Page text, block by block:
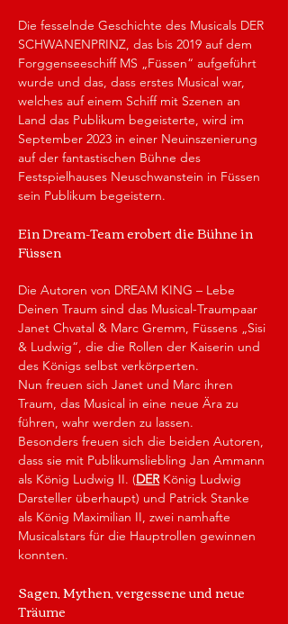
Die fesselnde Geschichte des Musicals DER
SCHWANENPRINZ, das bis 2019 auf dem
Forggenseeschiff MS „Füssen“ aufgeführt
wurde und das, dass erstes Musical war,
welches auf einem Schiff mit Szenen an
Land das Publikum begeisterte, wird im
September 2023 in einer Neuinszenierung
auf der fantastischen Bühne des
Festspielhauses Neuschwanstein in Füssen
sein Publikum begeistern.
Ein Dream-Team erobert die Bühne in
Füssen
Die Autoren von DREAM KING – Lebe
Deinen Traum sind das Musical-Traumpaar
Janet Chvatal & Marc Gremm, Füssens „Sisi
& Ludwig“, die die Rollen der Kaiserin und
des Königs selbst verkörperten.
Nun freuen sich Janet und Marc ihren
Traum, das Musical in eine neue Ära zu
führen, wahr werden zu lassen.
Besonders freuen sich die beiden Autoren,
dass sie mit Publikumsliebling Jan Ammann
als König Ludwig II. (DER König Ludwig
Darsteller überhaupt) und Patrick Stanke
als König Maximilian II, zwei namhafte
Musicalstars für die Hauptrollen gewinnen
konnten.
Sagen, Mythen, vergessene und neue
Träume